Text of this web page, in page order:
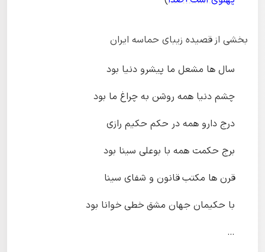
بخشی از قصیده زیبای حماسه ایران
سال ها مشعل ما پیشرو دنیا بود
چشم دنیا همه روشن به چراغ ما بود
درج دارو همه در حکم حکیم رازی
برج حکمت همه با بوعلی سینا بود
قرن ها مکتب قانون و شفای سینا
با حکیمان جهان مشق خطی خوانا بود
…